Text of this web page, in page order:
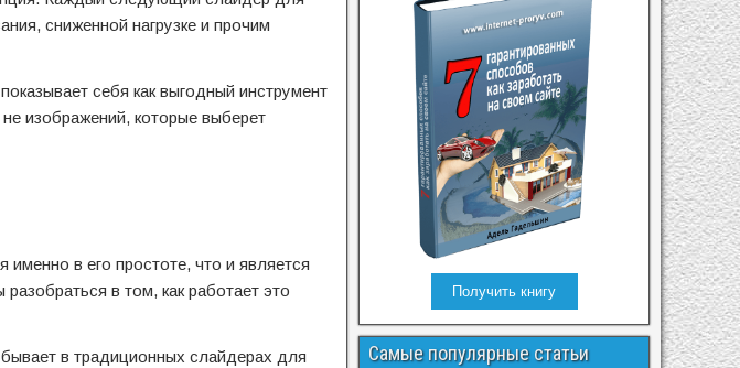
сниженной нагрузке и прочим
себя как выгодный инструмент
изображений, которые выберет
в его простоте, что и является
в том, как работает это
в традиционных слайдерах для
Получить книгу
Самые популярные статьи